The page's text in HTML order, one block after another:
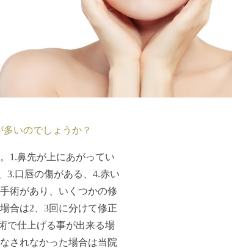
いのでしょうか？
1.鼻先が上にあがってい
3.口唇の傷がある、4.赤い
術があり、いくつかの修
合は2、3回に分けて修正
で仕上げる事が出来る場
されなかった場合は当院